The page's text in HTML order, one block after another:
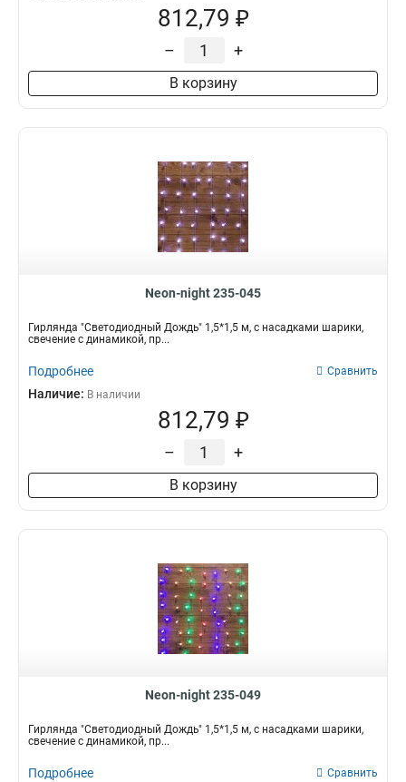
812,79 ₽
– +
В корзину
Neon-night 235-045
Гирлянда "Светодиодный Дождь" 1,5*1,5 м, с насадками шарики,
свечение с динамикой, пр...
Подробнее Сравнить
Наличие: В наличии
812,79 ₽
– +
В корзину
Neon-night 235-049
Гирлянда "Светодиодный Дождь" 1,5*1,5 м, с насадками шарики,
свечение с динамикой, пр...
Подробнее Сравнить